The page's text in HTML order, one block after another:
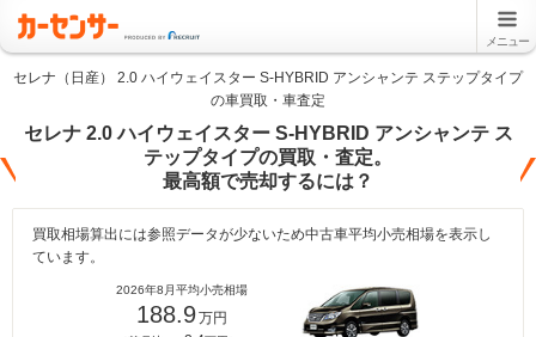
メニュー
セレナ（日産） 2.0 ハイウェイスター S-HYBRID アンシャンテ ステップタイプ
の車買取・車査定
セレナ 2.0 ハイウェイスター S-HYBRID アンシャンテ ス
テップタイプの買取・査定。
最高額で売却するには？
買取相場算出には参照データが少ないため中古車平均小売相場を表示し
ています。
2026年8月平均小売相場
188.9万円